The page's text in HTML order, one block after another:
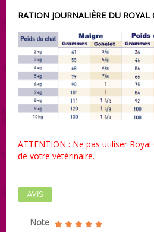
RATION JOURNALIÈRE DU
ATTENTION : Ne pas utiliser Royal
de votre vétérinaire.
AVIS
Note